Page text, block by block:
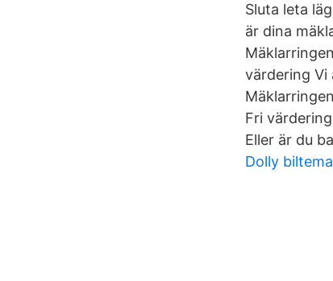
Sluta leta
är dina
värdering Vi
Fri
Eller är du
Dolly biltema